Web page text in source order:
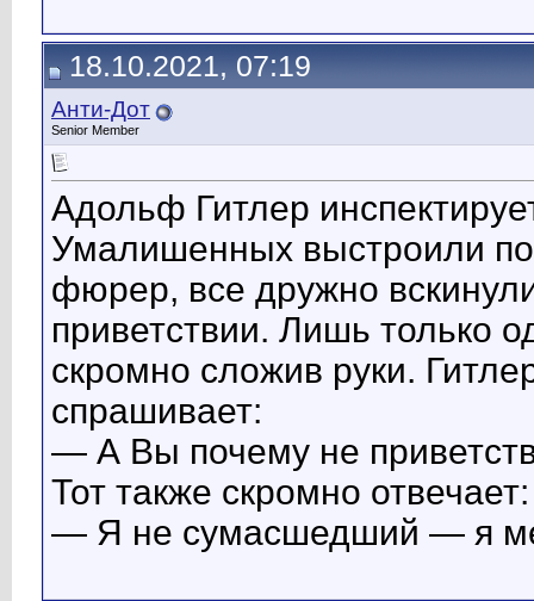
18.10.2021, 07:19
Анти-Дот
Senior Member
Адольф Гитлер
Умалишенных выстроили
фюрер, все дружно
приветствии. Лишь только
скромно сложив руки.
спрашивает:
— А Вы почему не
Тот также скромно отвечает:
— Я не сумасшедший — я